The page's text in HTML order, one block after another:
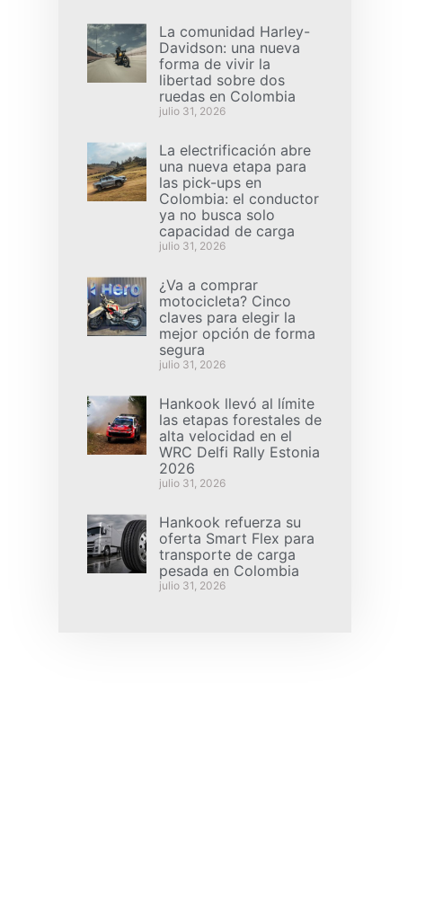
La comunidad Harley-
Davidson: una nueva
forma de vivir la
libertad sobre dos
ruedas en Colombia
julio 31, 2026
La electrificación abre
una nueva etapa para
las pick-ups en
Colombia: el conductor
ya no busca solo
capacidad de carga
julio 31, 2026
¿Va a comprar
motocicleta? Cinco
claves para elegir la
mejor opción de forma
segura
julio 31, 2026
Hankook llevó al límite
las etapas forestales de
alta velocidad en el
WRC Delfi Rally Estonia
2026
julio 31, 2026
Hankook refuerza su
oferta Smart Flex para
transporte de carga
pesada en Colombia
julio 31, 2026